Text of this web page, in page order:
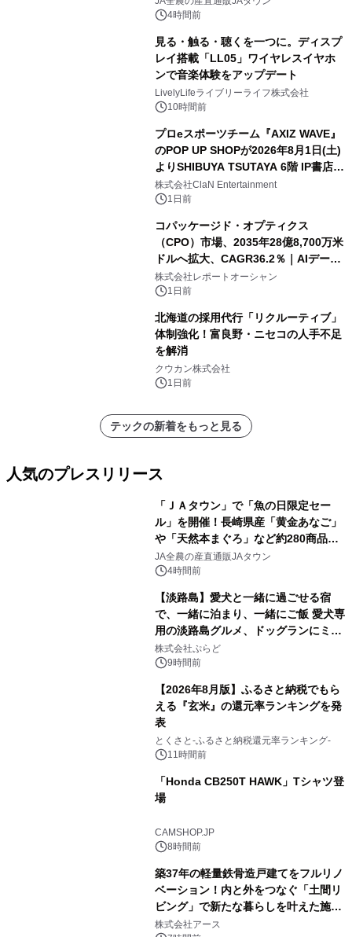
4時間前
見る・触る・聴くを一つに。ディスプ
レイ搭載「LL05」ワイヤレスイヤホ
ンで音楽体験をアップデート
LivelyLifeライブリーライフ株式会社
10時間前
プロeスポーツチーム『AXIZ WAVE』
のPOP UP SHOPが2026年8月1日(土)
よりSHIBUYA TSUTAYA 6階 IP書店で
開催決定！！
株式会社ClaN Entertainment
1日前
コパッケージド・オプティクス
（CPO）市場、2035年28億8,700万米
ドルへ拡大、CAGR36.2％｜AIデータ
センター・高速光通信需要が成長を加
速
株式会社レポートオーシャン
1日前
北海道の採用代行「リクルーティブ」
体制強化！富良野・ニセコの人手不足
を解消
クウカン株式会社
1日前
テックの新着をもっと見る
人気のプレスリリース
「ＪＡタウン」で「魚の日限定セー
ル」を開催！長崎県産「黄金あなご」
や「天然本まぐろ」など約280商品を
販売！～毎月１０日の定例企画～
JA全農の産直通販JAタウン
4時間前
【淡路島】愛犬と一緒に過ごせる宿
で、一緒に泊まり、一緒にご飯 愛犬専
用の淡路島グルメ、ドッグランにミニ
プール グランピングとトレーラーハウ
スの2施設で
株式会社ぷらど
9時間前
【2026年8月版】ふるさと納税でもら
える『玄米』の還元率ランキングを発
表
とくさと-ふるさと納税還元率ランキング-
11時間前
「Honda CB250T HAWK」Tシャツ登
場
CAMSHOP.JP
8時間前
築37年の軽量鉄骨造戸建てをフルリノ
ベーション！内と外をつなぐ「土間リ
ビング」で新たな暮らしを叶えた施工
事例を株式会社アースが公開
株式会社アース